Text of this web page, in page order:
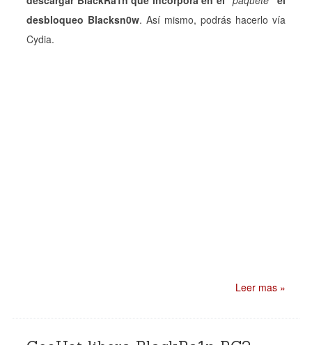
desbloqueo Blacksn0w. Así mismo, podrás hacerlo vía
Cydia.
Leer mas »